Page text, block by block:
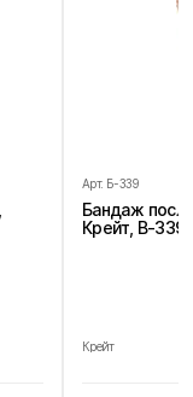
Арт. Б-339
Бандаж
Крейт, В-
Крейт